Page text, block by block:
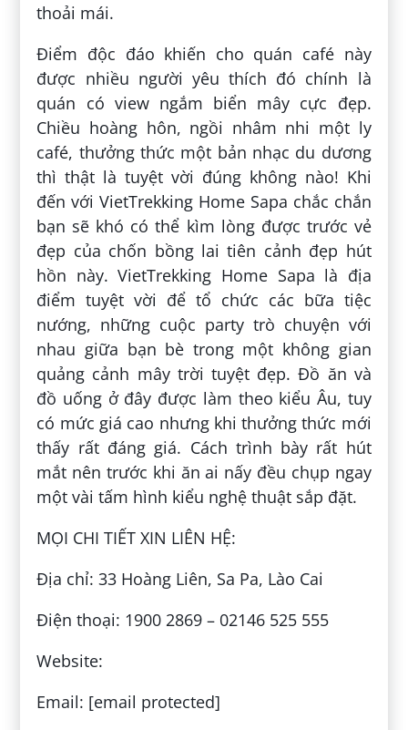
thoải mái.
Điểm độc đáo khiến cho quán café này
được nhiều người yêu thích đó chính là
quán có view ngắm biển mây cực đẹp.
Chiều hoàng hôn, ngồi nhâm nhi một ly
café, thưởng thức một bản nhạc du dương
thì thật là tuyệt vời đúng không nào! Khi
đến với VietTrekking Home Sapa chắc chắn
bạn sẽ khó có thể kìm lòng được trước vẻ
đẹp của chốn bồng lai tiên cảnh đẹp hút
hồn này. VietTrekking Home Sapa là địa
điểm tuyệt vời để tổ chức các bữa tiệc
nướng, những cuộc party trò chuyện với
nhau giữa bạn bè trong một không gian
quảng cảnh mây trời tuyệt đẹp. Đồ ăn và
đồ uống ở đây được làm theo kiểu Âu, tuy
có mức giá cao nhưng khi thưởng thức mới
thấy rất đáng giá. Cách trình bày rất hút
mắt nên trước khi ăn ai nấy đều chụp ngay
một vài tấm hình kiểu nghệ thuật sắp đặt.
MỌI CHI TIẾT XIN LIÊN HỆ:
Địa chỉ: 33 Hoàng Liên, Sa Pa, Lào Cai
Điện thoại: 1900 2869 – 02146 525 555
Website:
Email: [email protected]